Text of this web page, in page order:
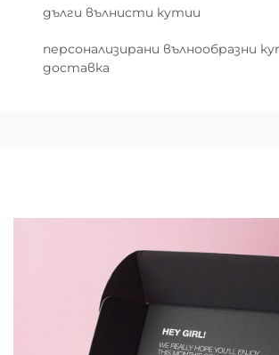
дълги вълнисти кутии
персонализирани вълнообразни
доставка